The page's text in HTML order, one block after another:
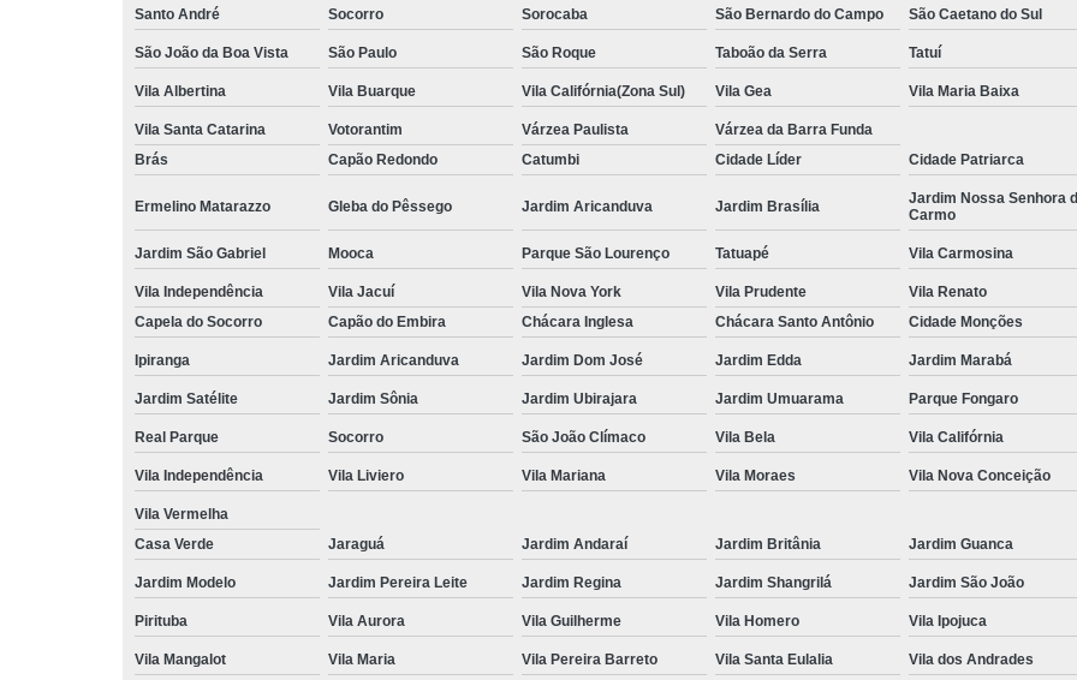
Locação de Toalha para Pedicure
Locação de Toalhas de
Locação de Toalhas de Manicure São
Locação de Toalha Branca de Rosto
Locação de Toalha de Rosto
Locação de Toalha de Rosto e Banho
Locação de Toalha de Rosto para Salão
Locação de Toalha de Rosto São
Locação de Toalha Rosto Branca
Aluguel de Toalha Industrial Virgem
Locação de Toalha Industrial Relavada
Locação de Toalha para Salão de Beleza
Manta Absorvente Azul
Manta Absorvente
Manta Absorvente Industrial
Santo André Socorro Sorocaba São Bernardo do Campo São Caetano do Sul
São João da Boa Vista São Paulo São Roque Taboão da Serra Tatuí
Vila Albertina Vila Buarque Vila Califórnia(Zona Sul) Vila Gea Vila Maria Baixa
Vila Santa Catarina Votorantim Várzea Paulista
Várzea da Barra Funda
Brás
Capão Redondo Catumbi Cidade Líder Cidade Patriarca
Ermelino Matarazzo Gleba do Pêssego Jardim Aricanduva Jardim Brasília
Jardim Nossa Senhora
Carmo
Jardim São Gabriel Mooca Parque São Lourenço Tatuapé Vila Carmosina
Vila Independência Vila Jacuí Vila Nova York Vila Prudente Vila Renato
Capela do Socorro
Capão do Embira Chácara Inglesa Chácara Santo Antônio Cidade Monções
Ipiranga Jardim Aricanduva Jardim Dom José Jardim Edda Jardim Marabá
Jardim Satélite Jardim Sônia Jardim Ubirajara Jardim Umuarama Parque Fongaro
Real Parque Socorro São João Clímaco Vila Bela Vila Califórnia
Vila Independência Vila Liviero Vila Mariana Vila Moraes Vila Nova Conceição
Vila Vermelha
Casa Verde
Jaraguá Jardim Andaraí Jardim Britânia Jardim Guanca
Jardim Modelo Jardim Pereira Leite Jardim Regina Jardim Shangrilá Jardim São João
Pirituba Vila Aurora Vila Guilherme Vila Homero Vila Ipojuca
Vila Mangalot Vila Maria Vila Pereira Barreto Vila Santa Eulalia Vila dos Andrades